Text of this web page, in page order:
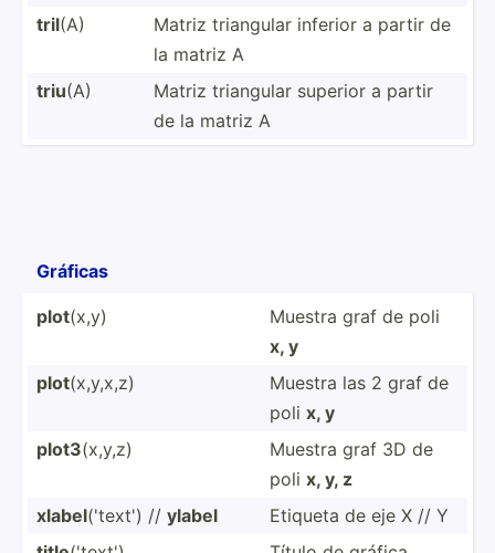
tril(A)
Matriz triangular inferior a partir de
la matriz A
triu(A)
Matriz triangular superior a partir
de la matriz A
Gráficas
plot(x,y)
Muestra graf de poli
x, y
plot(x,y,x,z)
Muestra las 2 graf de
poli x, y
plot3(x,y,z)
Muestra graf 3D de
poli x, y, z
xlabel('text') // ylabel
Etiqueta de eje X // Y